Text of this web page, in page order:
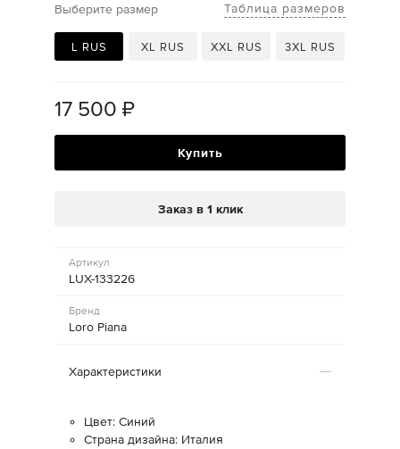
Выберите размер Таблица размеров
L RUS XL RUS XXL RUS 3XL RUS
17 500 ₽
Купить
Заказ в 1 клик
Артикул
LUX-133226
Бренд
Loro Piana
Характеристики
Цвет: Синий
Страна дизайна: Италия